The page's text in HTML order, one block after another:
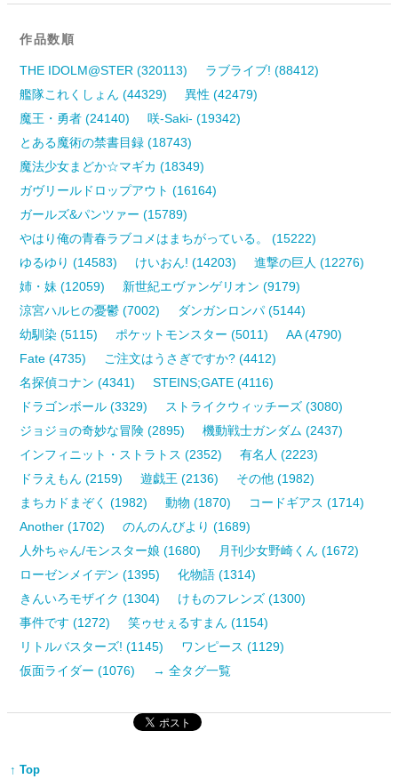
作品数順
THE IDOLM@STER (320113)
ラブライブ! (88412)
艦隊これくしょん (44329)
異性 (42479)
魔王・勇者 (24140)
咲-Saki- (19342)
とある魔術の禁書目録 (18743)
魔法少女まどか☆マギカ (18349)
ガヴリールドロップアウト (16164)
ガールズ&パンツァー (15789)
やはり俺の青春ラブコメはまちがっている。 (15222)
ゆるゆり (14583)
けいおん! (14203)
進撃の巨人 (12276)
姉・妹 (12059)
新世紀エヴァンゲリオン (9179)
涼宮ハルヒの憂鬱 (7002)
ダンガンロンパ (5144)
幼馴染 (5115)
ポケットモンスター (5011)
AA (4790)
Fate (4735)
ご注文はうさぎですか? (4412)
名探偵コナン (4341)
STEINS;GATE (4116)
ドラゴンボール (3329)
ストライクウィッチーズ (3080)
ジョジョの奇妙な冒険 (2895)
機動戦士ガンダム (2437)
インフィニット・ストラトス (2352)
有名人 (2223)
ドラえもん (2159)
遊戯王 (2136)
その他 (1982)
まちカドまぞく (1982)
動物 (1870)
コードギアス (1714)
Another (1702)
のんのんびより (1689)
人外ちゃん/モンスター娘 (1680)
月刊少女野崎くん (1672)
ローゼンメイデン (1395)
化物語 (1314)
きんいろモザイク (1304)
けものフレンズ (1300)
事件です (1272)
笑ゥせぇるすまん (1154)
リトルバスターズ! (1145)
ワンピース (1129)
仮面ライダー (1076)
→ 全タグ一覧
↑ Top